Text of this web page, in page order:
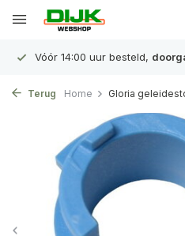
Vóór 14:00 uur besteld,
Terug Home Gloria